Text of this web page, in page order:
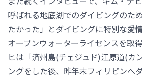
呼ばれる地底湖でのダイビングのた
たかった」とダイビングに特別な愛
オープンウォーターライセンスを取
ヒは「済州島(チェジュド)江原道(カ
ングをした後、昨年末フィリピンへ